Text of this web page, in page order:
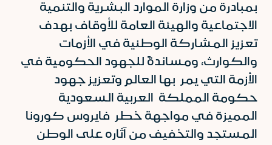
بمبادرة من وزارة الموارد البشرية والتنمية
الاجتماعية والهيئة العامة للأوقاف بهدف
تعزيز المشاركة الوطنية في الأزمات
والكوارث، ومساندةً للجهود الحكومية في
الأزمة التي يمر بها العالم وتعزيز جهود
حكومة المملكة العربية السعودية
المميزة في مواجهة خطر فايروس كورونا
المستجد والتخفيف من آثاره على الوطن